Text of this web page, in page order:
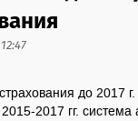
до 2017
2017 гг.